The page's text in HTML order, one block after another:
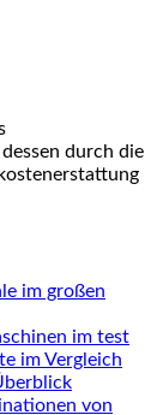
durch die
im großen
im test
im Vergleich
von